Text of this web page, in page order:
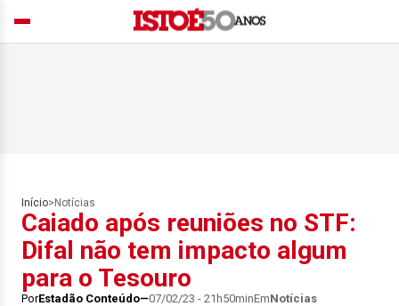
Início> Notícias
Caiado após reuniões no STF:
Difal não tem impacto algum
para o Tesouro
PorEstadão Conteúdo 07/02/23 - 21h50minEmNotícias